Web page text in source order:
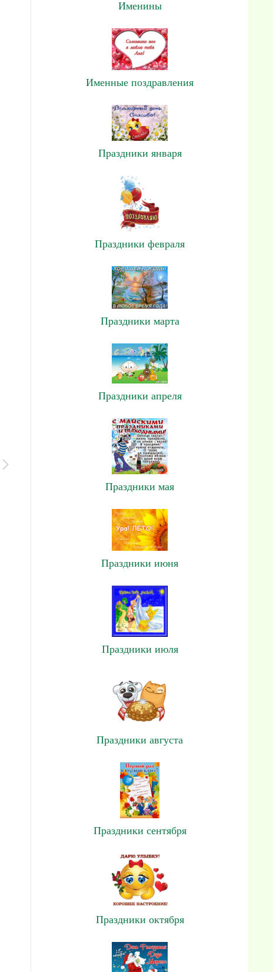
Именины
Именные поздравления
Праздники января
Праздники февраля
Праздники марта
Праздники апреля
Праздники мая
Праздники июня
Праздники июля
Праздники августа
Праздники сентября
Праздники октября